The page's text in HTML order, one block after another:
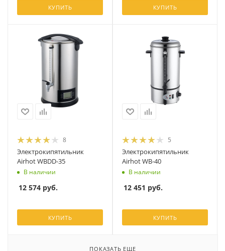
КУПИТЬ КУПИТЬ
8
Электрокипятильник
Airhot WBDD-35
В наличии
12 574 руб.
КУПИТЬ
5
Электрокипятильник
Airhot WB-40
В наличии
12 451 руб.
КУПИТЬ
ПОКАЗАТЬ ЕЩЕ